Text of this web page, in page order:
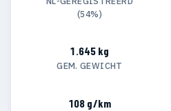
(54%)
1.645 kg
GEM. GEWICHT
108 g/km